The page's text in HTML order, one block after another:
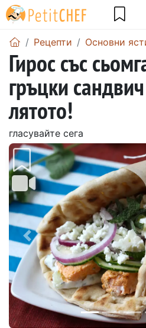
Рецепти Основни
Гирос със
гръцки
лятото!
гласувайте сега
Предишен